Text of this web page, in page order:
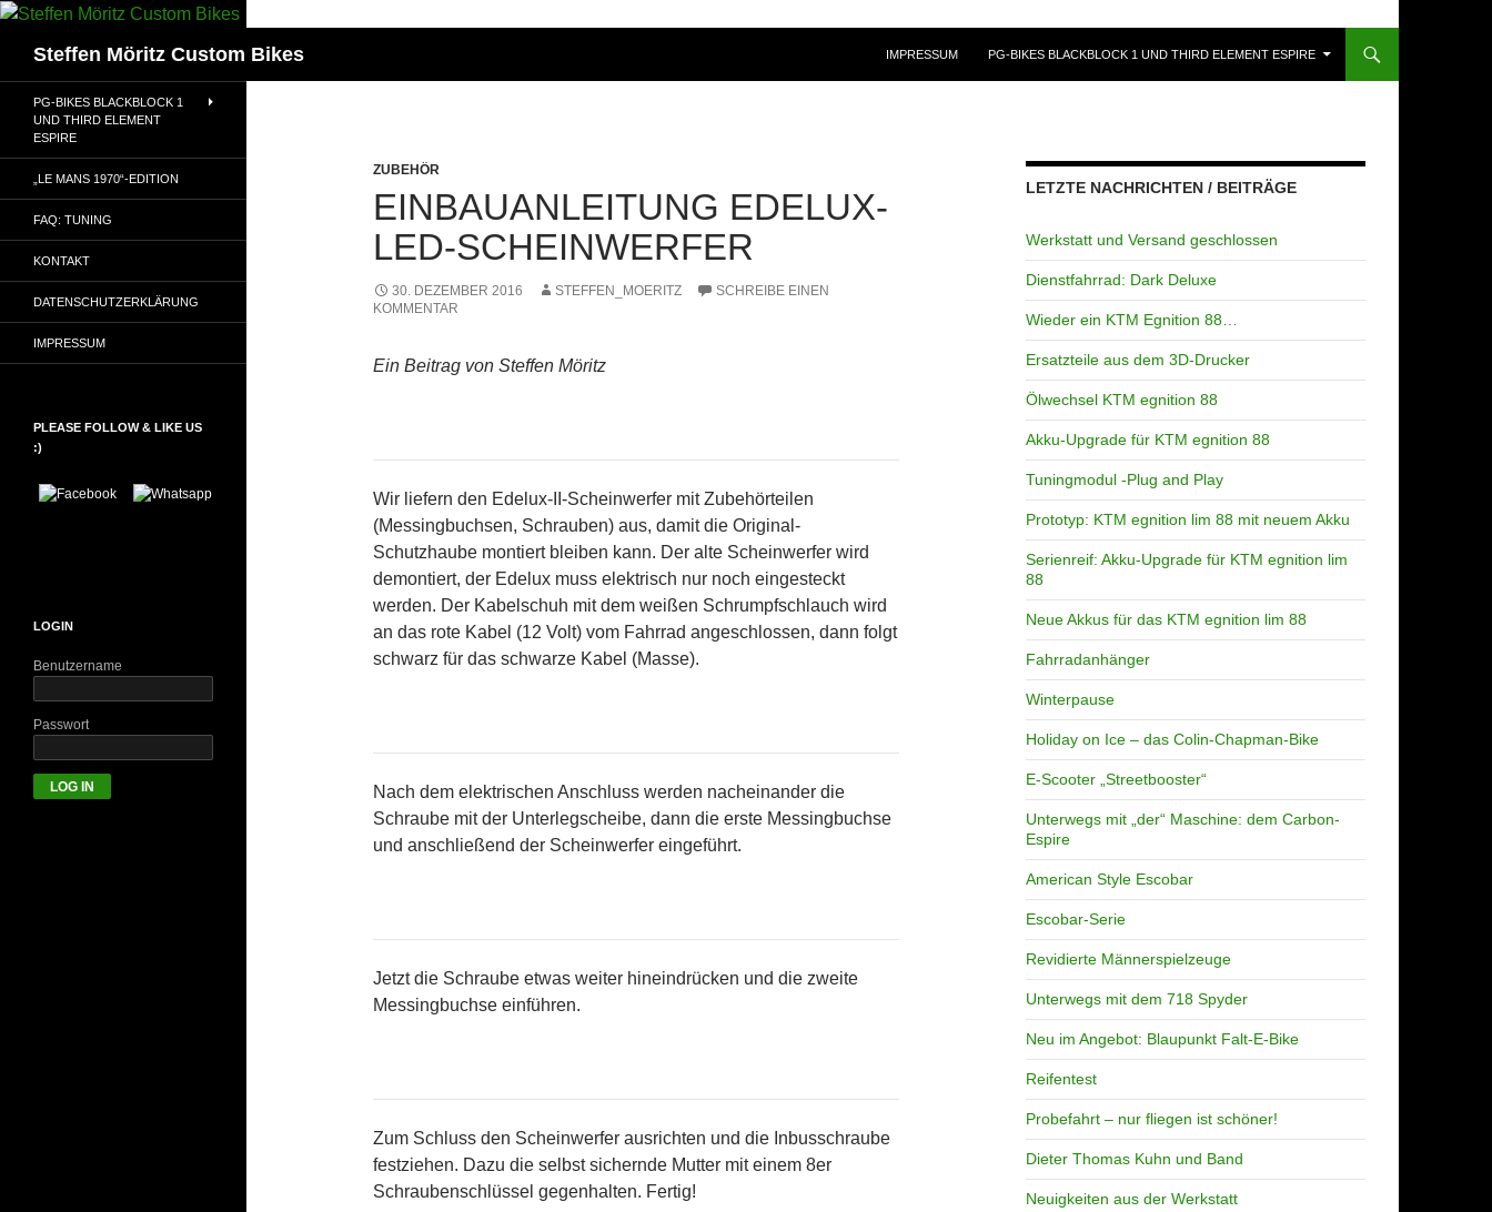
Steffen Möritz Custom Bikes
IMPRESSUM
PG-BIKES BLACKBLOCK 1 UND THIRD ELEMENT ESPIRE
ZUBEHÖR
EINBAUANLEITUNG EDELUX-
LED-SCHEINWERFER
30. DEZEMBER 2016 STEFFEN_MOERITZ
SCHREIBE EINEN
KOMMENTAR
Ein Beitrag von Steffen Möritz
Wir liefern den Edelux-II-Scheinwerfer mit Zubehörteilen
(Messingbuchsen, Schrauben) aus, damit die Original-
Schutzhaube montiert bleiben kann. Der alte Scheinwerfer wird
demontiert, der Edelux muss elektrisch nur noch eingesteckt
werden. Der Kabelschuh mit dem weißen Schrumpfschlauch wird
an das rote Kabel (12 Volt) vom Fahrrad angeschlossen, dann folgt
schwarz für das schwarze Kabel (Masse).
Nach dem elektrischen Anschluss werden nacheinander die
Schraube mit der Unterlegscheibe, dann die erste Messingbuchse
und anschließend der Scheinwerfer eingeführt.
Jetzt die Schraube etwas weiter hineindrücken und die zweite
Messingbuchse einführen.
Zum Schluss den Scheinwerfer ausrichten und die Inbusschraube
festziehen. Dazu die selbst sichernde Mutter mit einem 8er
Schraubenschlüssel gegenhalten. Fertig!
LETZTE NACHRICHTEN / BEITRÄGE
Werkstatt und Versand geschlossen
Dienstfahrrad: Dark Deluxe
Wieder ein KTM Egnition 88…
Ersatzteile aus dem 3D-Drucker
Ölwechsel KTM egnition 88
Akku-Upgrade für KTM egnition 88
Tuningmodul -Plug and Play
Prototyp: KTM egnition lim 88 mit neuem Akku
Serienreif: Akku-Upgrade für KTM egnition lim
88
Neue Akkus für das KTM egnition lim 88
Fahrradanhänger
Winterpause
Holiday on Ice – das Colin-Chapman-Bike
E-Scooter „Streetbooster“
Unterwegs mit „der“ Maschine: dem Carbon-
Espire
American Style Escobar
Escobar-Serie
Revidierte Männerspielzeuge
Unterwegs mit dem 718 Spyder
Neu im Angebot: Blaupunkt Falt-E-Bike
Reifentest
Probefahrt – nur fliegen ist schöner!
Dieter Thomas Kuhn und Band
Neuigkeiten aus der Werkstatt
PG-BIKES BLACKBLOCK 1
UND THIRD ELEMENT
ESPIRE
„LE MANS 1970“-EDITION
FAQ: TUNING
KONTAKT
DATENSCHUTZERKLÄRUNG
IMPRESSUM
PLEASE FOLLOW & LIKE US
:)
LOGIN
Benutzername
Passwort